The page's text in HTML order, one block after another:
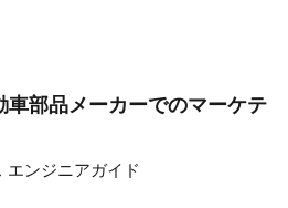
車部品メーカーでのマーケテ
エンジニアガイド